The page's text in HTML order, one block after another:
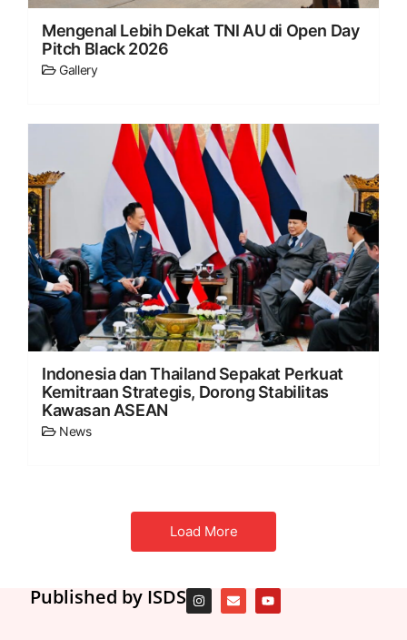
Mengenal Lebih Dekat TNI AU di Open Day
Pitch Black 2026
Gallery
Indonesia dan Thailand Sepakat Perkuat
Kemitraan Strategis, Dorong Stabilitas
Kawasan ASEAN
News
Load More
Published by ISDS